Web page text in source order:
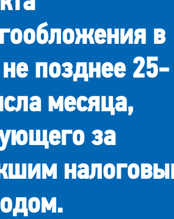
в
позднее 25-
месяца,
за